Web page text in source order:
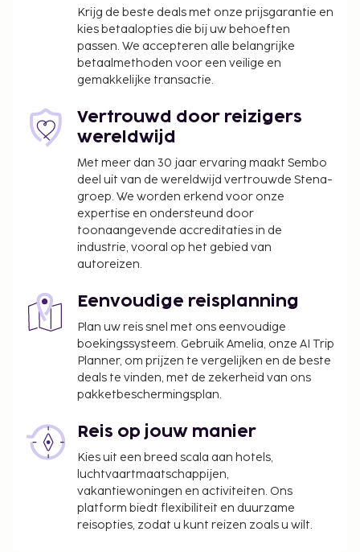
Krijg de beste deals met onze prijsgarantie en
kies betaalopties die bij uw behoeften
passen. We accepteren alle belangrijke
betaalmethoden voor een veilige en
gemakkelijke transactie.
Vertrouwd door reizigers
wereldwijd
Met meer dan 30 jaar ervaring maakt Sembo
deel uit van de wereldwijd vertrouwde Stena-
groep. We worden erkend voor onze
expertise en ondersteund door
toonaangevende accreditaties in de
industrie, vooral op het gebied van
autoreizen.
Eenvoudige reisplanning
Plan uw reis snel met ons eenvoudige
boekingssysteem. Gebruik Amelia, onze AI Trip
Planner, om prijzen te vergelijken en de beste
deals te vinden, met de zekerheid van ons
pakketbeschermingsplan.
Reis op jouw manier
Kies uit een breed scala aan hotels,
luchtvaartmaatschappijen,
vakantiewoningen en activiteiten. Ons
platform biedt flexibiliteit en duurzame
reisopties, zodat u kunt reizen zoals u wilt.